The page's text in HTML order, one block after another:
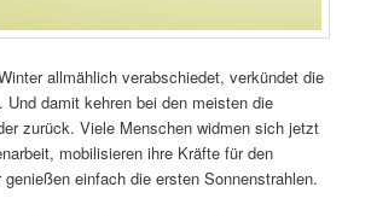
allmählich verabschiedet, verkündet die
Und damit kehren bei den meisten die
zurück. Viele Menschen widmen sich jetzt
mobilisieren ihre Kräfte für den
genießen einfach die ersten Sonnenstrahlen.